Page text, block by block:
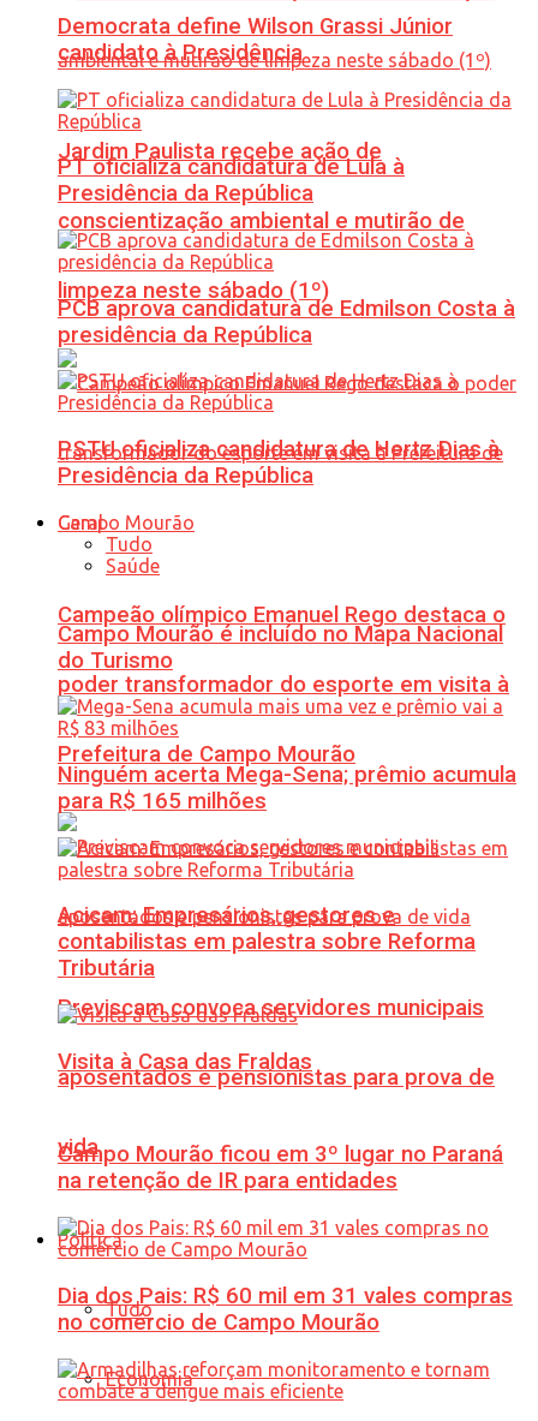
Jardim Paulista recebe ação de
conscientização ambiental e mutirão de
limpeza neste sábado (1º)
Campeão olímpico Emanuel Rego destaca o
poder transformador do esporte em visita à
Prefeitura de Campo Mourão
Previscam convoca servidores municipais
aposentados e pensionistas para prova de
vida
Política
Tudo
Economia
Democrata define Wilson Grassi Júnior
candidato à Presidência
PT oficializa candidatura de Lula à
Presidência da República
PCB aprova candidatura de Edmilson Costa à
presidência da República
PSTU oficializa candidatura de Hertz Dias à
Presidência da República
Geral
Tudo
Saúde
Campo Mourão é incluído no Mapa Nacional
do Turismo
Ninguém acerta Mega-Sena; prêmio acumula
para R$ 165 milhões
Acicam: Empresários, gestores e
contabilistas em palestra sobre Reforma
Tributária
Visita à Casa das Fraldas
Campo Mourão ficou em 3º lugar no Paraná
na retenção de IR para entidades
Dia dos Pais: R$ 60 mil em 31 vales compras
no comércio de Campo Mourão